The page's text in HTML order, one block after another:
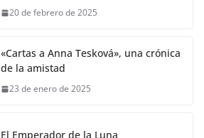
20 de febrero de 2025
«Cartas a Anna Tesková», una crónica
de la amistad
23 de enero de 2025
El Emperador de la Luna